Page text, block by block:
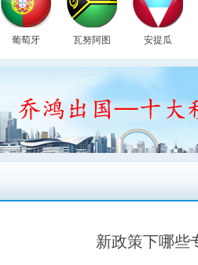
葡萄牙 瓦努阿图 安提瓜
新政策下哪些